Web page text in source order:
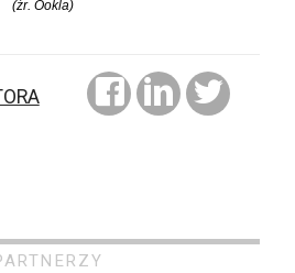
(źr. Ookla)